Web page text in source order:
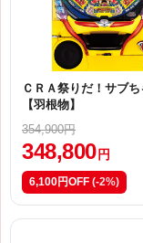
ＣＲＡ祭りだ！サブ
【羽根物】
354,900円
348,800 円
6,100円OFF (-2%)